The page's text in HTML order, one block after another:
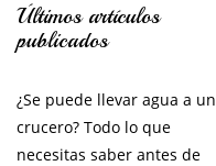
Últimos artículos
publicados
¿Se puede llevar agua a un
crucero? Todo lo que
necesitas saber antes de